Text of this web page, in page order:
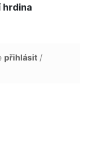
hrdina
přihlásit /